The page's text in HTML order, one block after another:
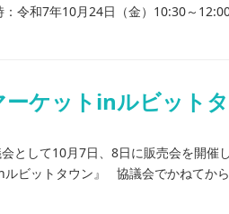
令和7年10月24日（金）10:30～
ーケットinルビット
として10月7日、8日に販売会を開催
ルビットタウン』 協議会でかねてか